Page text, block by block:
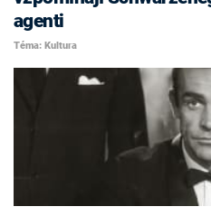
agenti
Téma: Kultura